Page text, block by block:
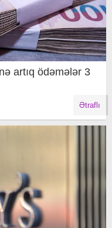
artıq ödəmələr 3
Ətraflı